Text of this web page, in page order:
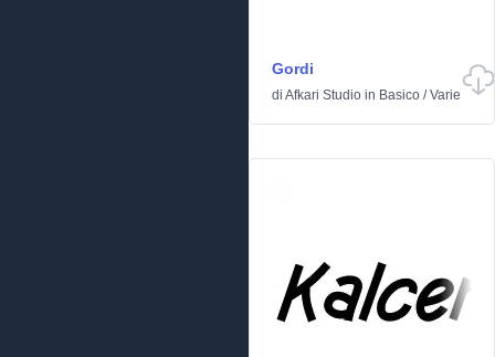
Gordi
di Afkari Studio in Basico /Varie